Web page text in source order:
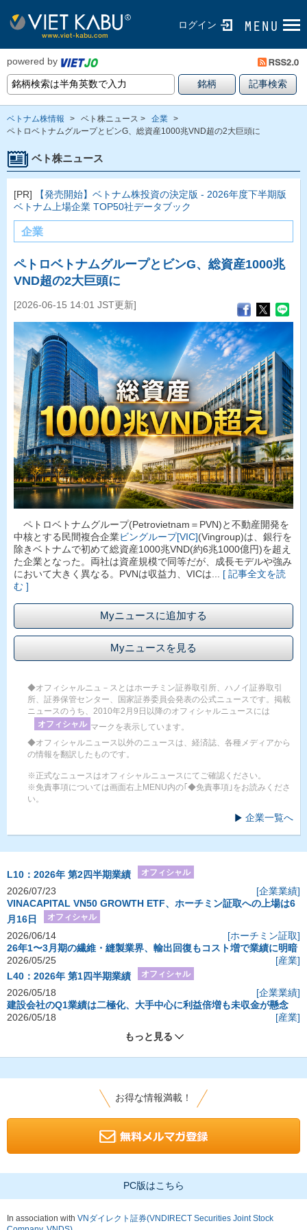
ログイン
powered by
ベトナム株情報 > ベト株ニュース > 企業 >
ペトロベトナムグループとビンG、総資産1000兆VND超の2大巨頭に
ベト株ニュース
[PR]
【発売開始】ベトナム株投資の決定版 - 2026年度下半期版
ベトナム上場企業 TOP50社データブック
企業
ペトロベトナムグループとビンG、総資産1000兆
VND超の2大巨頭に
[2026-06-15 14:01 JST更新]
ペトロベトナムグループ(Petrovietnam＝PVN)と不動産開発を
中核とする民間複合企業ビングループ[VIC](Vingroup)は、銀行を
除きベトナムで初めて総資産1000兆VND(約6兆1000億円)を超え
た企業となった。両社は資産規模で同等だが、成長モデルや強み
において大きく異なる。PVNは収益力、VICは... [ 記事全文を読
む ]
Myニュースに追加する
Myニュースを見る
◆オフィシャルニュ－スとはホーチミン証券取引所、ハノイ証券取引
所、証券保管センター、国家証券委員会発表の公式ニュースです。掲載
ニュースのうち、2010年2月9日以降のオフィシャルニュースには
オフィシャル マークを表示しています。
◆オフィシャルニュース以外のニュースは、経済誌、各種メディアから
の情報を翻訳したものです。
※正式なニュースはオフィシャルニュースにてご確認ください。
※免責事項については画面右上MENU内の｢◆免責事項｣をお読みくださ
い。
企業一覧へ
L10：2026年 第2四半期業績 オフィシャル
2026/07/23
[企業業績]
VINACAPITAL VN50 GROWTH ETF、ホーチミン証取への上場は6
月16日
オフィシャル
2026/06/14
[ホーチミン証取]
26年1〜3月期の繊維・縫製業界、輸出回復もコスト増で業績に明暗
2026/05/25
[産業]
L40：2026年 第1四半期業績
オフィシャル
2026/05/18
[企業業績]
建設会社のQ1業績は二極化、大手中心に利益倍増も未収金が懸念
2026/05/18
[産業]
もっと見る
お得な情報満載！
PC版はこちら
In association with VNダイレクト証券(VNDIRECT Securities Joint Stock